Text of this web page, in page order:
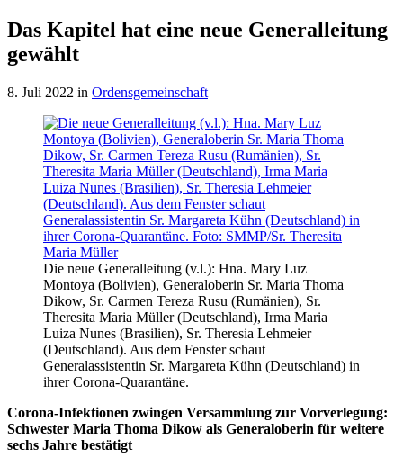
Das Kapitel hat eine neue Generalleitung
gewählt
8. Juli 2022 in Ordensgemeinschaft
Die neue Generalleitung (v.l.): Hna. Mary Luz
Montoya (Bolivien), Generaloberin Sr. Maria Thoma
Dikow, Sr. Carmen Tereza Rusu (Rumänien), Sr.
Theresita Maria Müller (Deutschland), Irma Maria
Luiza Nunes (Brasilien), Sr. Theresia Lehmeier
(Deutschland). Aus dem Fenster schaut
Generalassistentin Sr. Margareta Kühn (Deutschland) in
ihrer Corona-Quarantäne.
Corona-Infektionen zwingen Versammlung zur Vorverlegung:
Schwester Maria Thoma Dikow als Generaloberin für weitere
sechs Jahre bestätigt